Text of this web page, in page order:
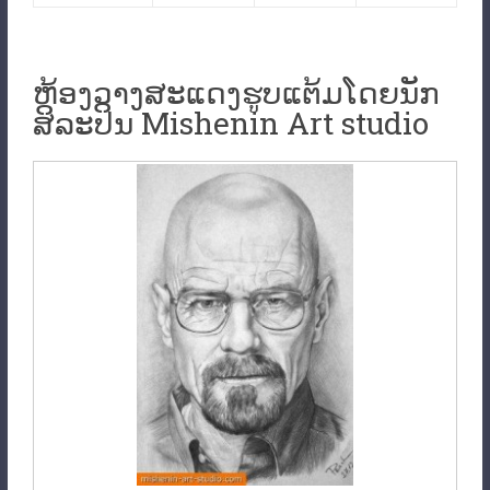
ຫ້ອງວາງສະແດງຮູບແຕ້ມໂດຍນັກ
ສິລະປິນ Mishenin Art studio